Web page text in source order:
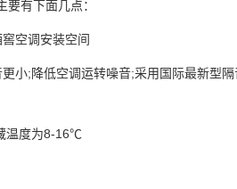
要有下面几点：
空调安装空间
小;降低空调运转噪音;采用国际最新型隔
温度为8-16℃